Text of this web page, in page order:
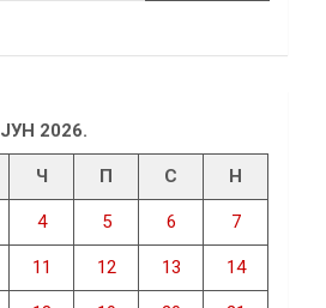
ЈУН 2026.
Ч П С Н
4 5 6 7
11 12 13 14